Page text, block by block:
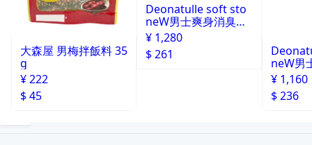
大森屋 男梅拌飯料 35
g
¥ 222
$ 45
Deonatulle soft sto
neW男士爽身消臭止
汗石 中世紀 20g
¥ 1,280
$ 261
neW男
消臭石
¥ 1,160
$ 236